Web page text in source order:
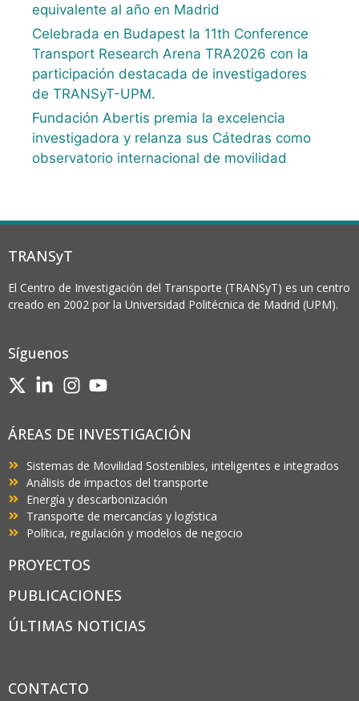
equivalente al año en Madrid
Celebrada en Budapest la 11th Conference
Transport Research Arena TRA2026 con la
participación destacada de investigadores
de TRANSyT-UPM.
Fundación Abertis premia la excelencia
investigadora y relanza sus Cátedras como
observatorio internacional de movilidad
TRANSyT
El Centro de Investigación del Transporte (TRANSyT) es un centro
creado en 2002 por la Universidad Politécnica de Madrid (UPM).
Síguenos
ÁREAS DE INVESTIGACIÓN
Sistemas de Movilidad Sostenibles, inteligentes e integrados
Análisis de impactos del transporte
Energía y descarbonización
Transporte de mercancías y logística
Política, regulación y modelos de negocio
PROYECTOS
PUBLICACIONES
ÚLTIMAS NOTICIAS
CONTACTO